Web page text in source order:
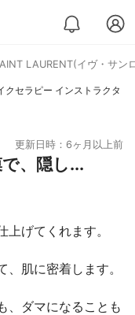
LAURENT(イヴ・サン
クセラピー インストラクタ
更新日時：6ヶ月以上前
、隠し...
げてくれます。
肌に密着します。
、ダマになることも